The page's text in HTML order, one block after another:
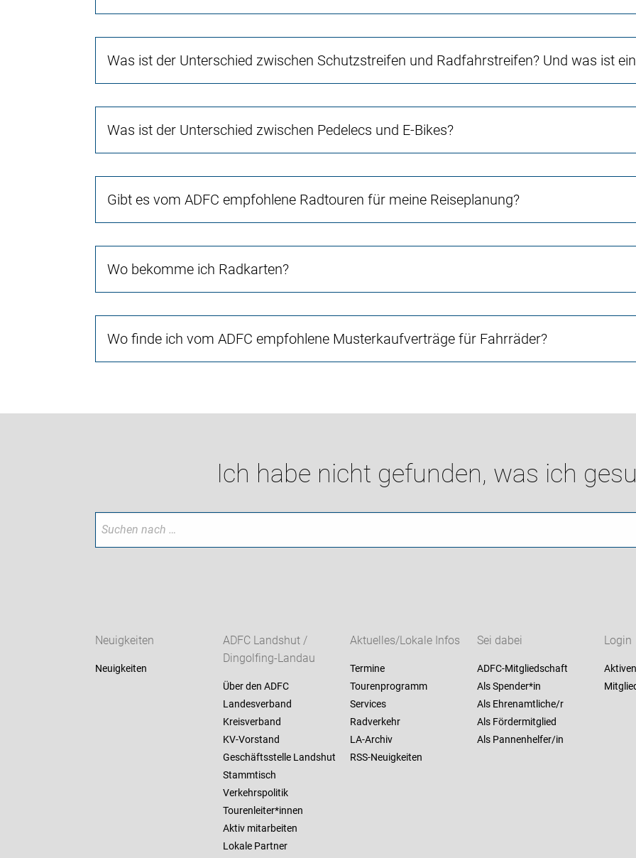
Was ist der Unterschied zwischen Schutzstreifen und Radfahrstreifen? Und was ist
Was ist der Unterschied zwischen Pedelecs und E-Bikes?
Gibt es vom ADFC empfohlene Radtouren für meine Reiseplanung?
Wo bekomme ich Radkarten?
Wo finde ich vom ADFC empfohlene Musterkaufverträge für Fahrräder?
Ich habe nicht gefunden, was ich
Neuigkeiten
Neuigkeiten
ADFC Landshut /
Dingolfing-Landau
Über den ADFC
Landesverband
Kreisverband
KV-Vorstand
Geschäftsstelle Landshut
Stammtisch
Verkehrspolitik
Tourenleiter*innen
Aktiv mitarbeiten
Lokale Partner
Aktuelles/Lokale Infos
Termine
Tourenprogramm
Services
Radverkehr
LA-Archiv
RSS-Neuigkeiten
Sei dabei
ADFC-Mitgliedschaft
Als Spender*in
Als Ehrenamtliche/r
Als Fördermitglied
Als Pannenhelfer/in
Login